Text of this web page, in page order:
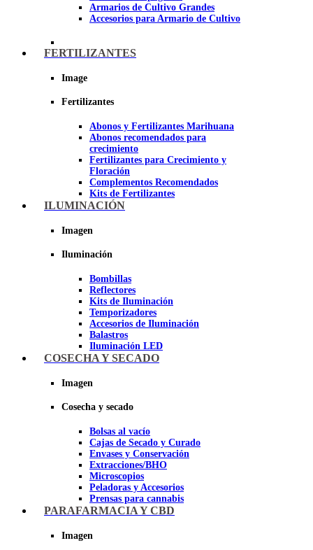
Armarios de Cultivo Grandes
Accesorios para Armario de Cultivo
FERTILIZANTES
Image
Fertilizantes
Abonos y Fertilizantes Marihuana
Abonos recomendados para
crecimiento
Fertilizantes para Crecimiento y
Floración
Complementos Recomendados
Kits de Fertilizantes
ILUMINACIÓN
Imagen
Iluminación
Bombillas
Reflectores
Kits de Iluminación
Temporizadores
Accesorios de Iluminación
Balastros
Iluminación LED
Iluminación LEC
COSECHA Y SECADO
Imagen
Cosecha y secado
Bolsas al vacío
Cajas de Secado y Curado
Envases y Conservación
Extracciones/BHO
Microscopios
Peladoras y Accesorios
Prensas para cannabis
Secadores de cogollos
PARAFARMACIA Y CBD
Imagen